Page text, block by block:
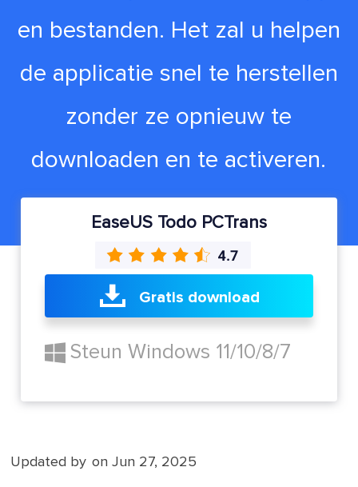
en bestanden. Het zal u helpen
de applicatie snel te herstellen
zonder ze opnieuw te
downloaden en te activeren.
EaseUS Todo PCTrans
Gratis download
Steun Windows 11/10/8/7
Updated by on Jun 27, 2025